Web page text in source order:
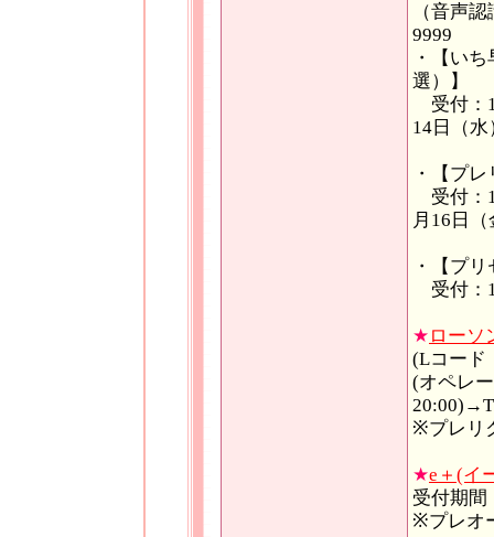
（音声
9999
・【い
選）】
受付：
14日（水
・【プ
受付：
月16日（
・【プ
受付：
★ ローソ
(Lコード
(オペレ
※プレリ
★e＋(イ
受付期間
※プレオ